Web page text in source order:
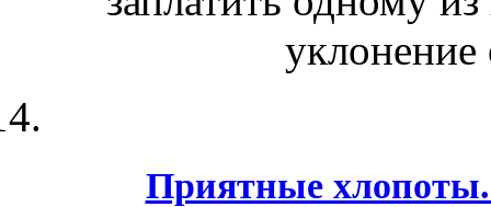
уклонение
Приятные